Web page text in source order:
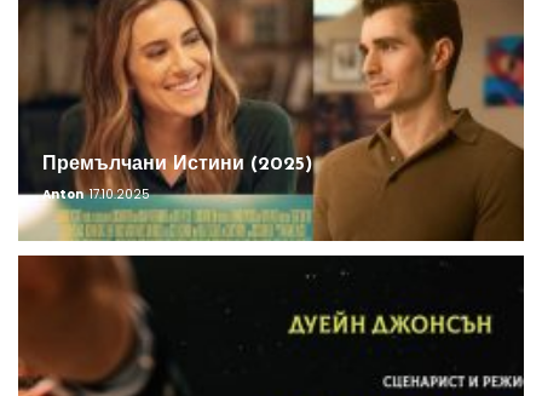
Премълчани Истини (2025)
Anton 17.10.2025